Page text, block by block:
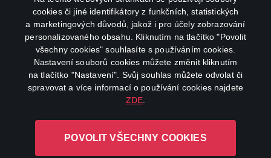
cookies či jiné identifikátory z funkčních, statistických
a marketingových důvodů, jakož i pro účely zobrazování
personalizovaného obsahu. Kliknutím na tlačítko "Povolit
všechny cookies" souhlasíte s používáním cookies.
Nastavení souborů cookies můžete změnit kliknutím
na tlačítko "Nastavení". Svůj souhlas můžete odvolat či
spravovat a více informací o používání cookies najdete
ZDE
POVOLIT VŠECHNY COOKIES
facebookinstagram
youtube
L-1246 Luxembourg R.C.S.